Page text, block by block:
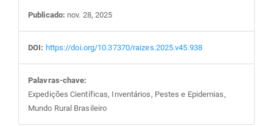
Publicado: nov. 28, 2025
DOI: https://doi.org/10.37370/raizes.2025.v45.938
Palavras-chave:
Expedições Científicas, Inventários, Pestes e Epidemias,
Mundo Rural Brasileiro